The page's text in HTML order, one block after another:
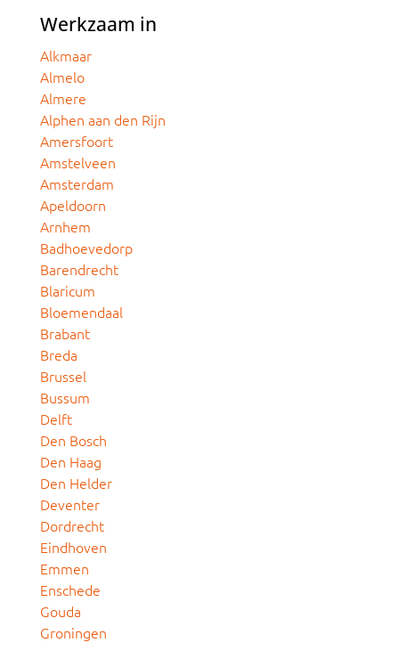
Werkzaam in
Alkmaar
Almelo
Almere
Alphen aan den Rijn
Amersfoort
Amstelveen
Amsterdam
Apeldoorn
Arnhem
Badhoevedorp
Barendrecht
Blaricum
Bloemendaal
Brabant
Breda
Brussel
Bussum
Delft
Den Bosch
Den Haag
Den Helder
Deventer
Dordrecht
Eindhoven
Emmen
Enschede
Gouda
Groningen